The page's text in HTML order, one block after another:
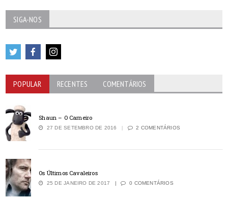
SIGA-NOS
POPULAR RECENTES COMENTÁRIOS
Shaun – O Carneiro
27 DE SETEMBRO DE 2016 2 COMENTÁRIOS
Os Últimos Cavaleiros
25 DE JANEIRO DE 2017 0 COMENTÁRIOS